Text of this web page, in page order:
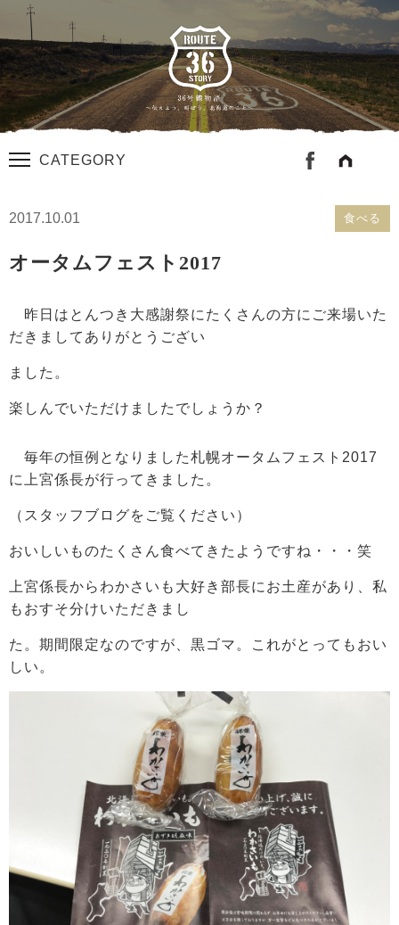
CATEGORY
2017.10.01 食べる
オータムフェスト2017
昨日はとんつき大感謝祭にたくさんの方にご来場いた
だきましてありがとうござい
ました。
楽しんでいただけましたでしょうか？
毎年の恒例となりました札幌オータムフェスト2017
に上宮係長が行ってきました。
（スタッフブログをご覧ください）
おいしいものたくさん食べてきたようですね・・・笑
上宮係長からわかさいも大好き部長にお土産があり、私
もおすそ分けいただきまし
た。期間限定なのですが、黒ゴマ。これがとってもおい
しい。